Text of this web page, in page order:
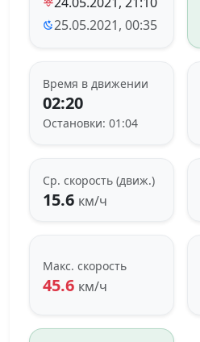
25.05.2021, 00:35
Время в движении
02:20
Остановки: 01:04
Ср. скорость (движ.)
15.6 км/ч
Макс. скорость
45.6 км/ч